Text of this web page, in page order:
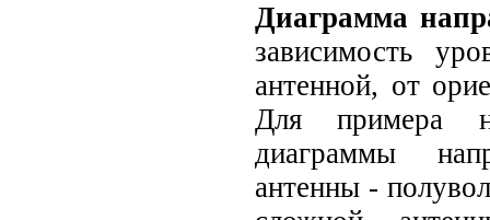
Диаграмма
зависимость
антенной, от
Для примера
диаграммы
антенны -